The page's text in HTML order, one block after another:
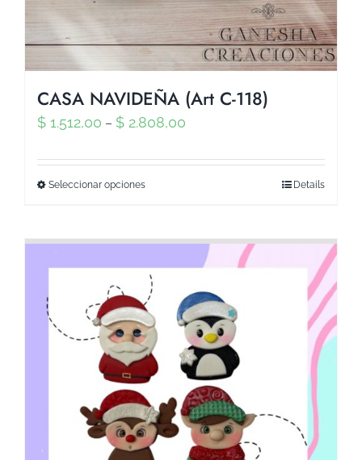
CASA NAVIDEÑA (Art C-118)
$ 1.512,00 – $ 2.808,00
Seleccionar opciones Details